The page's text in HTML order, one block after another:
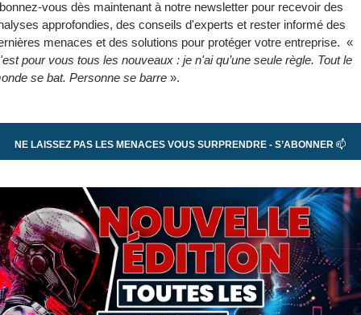
vous dès maintenant à notre newsletter pour recevoir des
approfondies, des conseils d'experts et rester informé des
pour vous tous les nouveaux : je n'ai qu’une seule règle. Tout le
se bat. Personne se barre ».
NE LAISSEZ PAS LES MENACES VOUS SURPRENDRE - S’ABONNER 📫